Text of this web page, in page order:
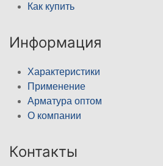
Как купить
Информация
Характеристики
Применение
Арматура оптом
О компании
Контакты